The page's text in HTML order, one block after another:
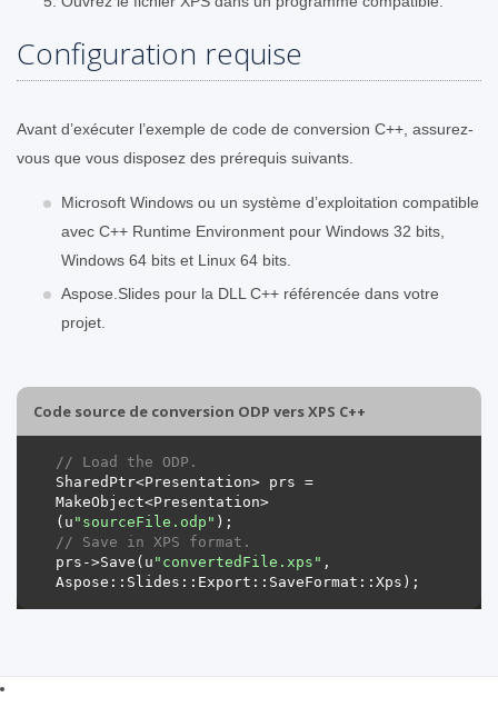
Configuration requise
Avant d’exécuter l’exemple de code de conversion C++, assurez-
vous que vous disposez des prérequis suivants.
Microsoft Windows ou un système d’exploitation compatible
avec C++ Runtime Environment pour Windows 32 bits,
Windows 64 bits et Linux 64 bits.
Aspose.Slides pour la DLL C++ référencée dans votre
projet.
Code source de conversion ODP vers XPS C++
// Load the ODP.
SharedPtr<Presentation> prs =
MakeObject<Presentation>
(u "sourceFile.odp"
// Save in XPS format.
prs->Save(u "convertedFile.xps" ,